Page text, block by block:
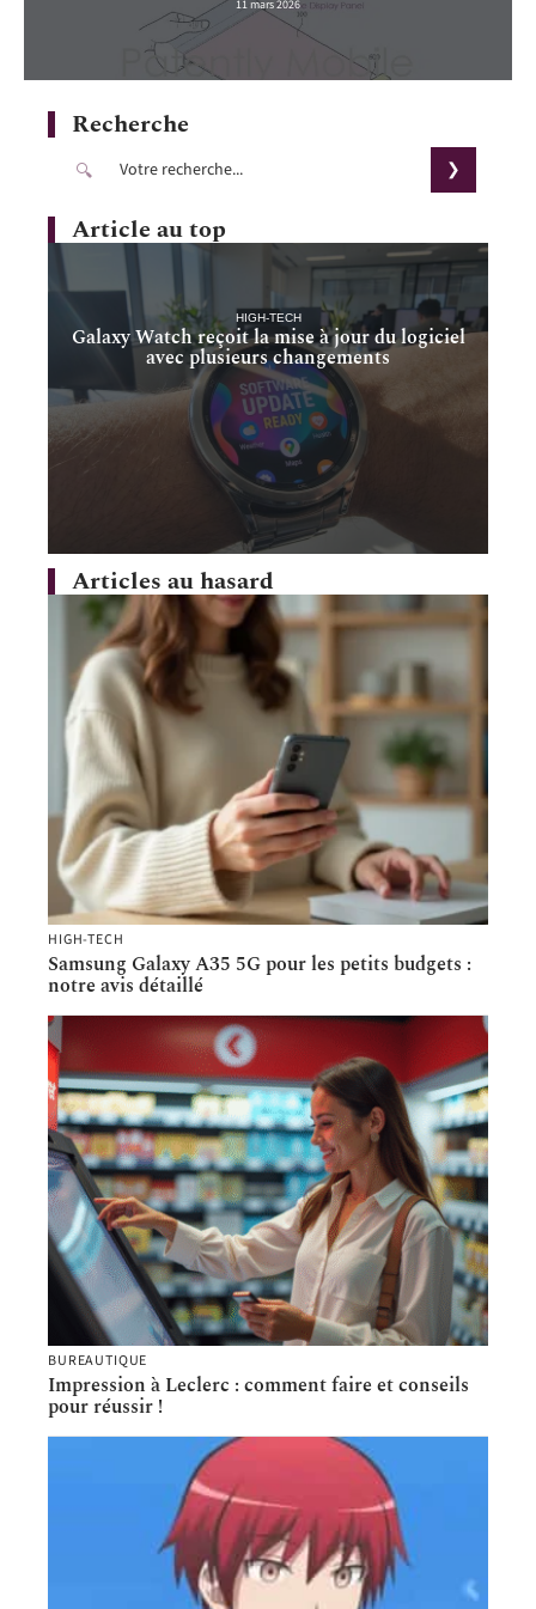
11 mars 2026
Recherche
Article au top
HIGH-TECH
Galaxy Watch reçoit la mise à jour du logiciel
avec plusieurs changements
Articles au hasard
HIGH-TECH
Samsung Galaxy A35 5G pour les petits budgets :
notre avis détaillé
BUREAUTIQUE
Impression à Leclerc : comment faire et conseils
pour réussir !